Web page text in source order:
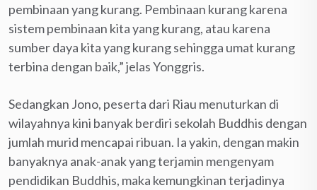
pembinaan yang kurang. Pembinaan kurang karena
sistem pembinaan kita yang kurang, atau karena
sumber daya kita yang kurang sehingga umat kurang
terbina dengan baik,” jelas Yonggris.
Sedangkan Jono, peserta dari Riau menuturkan di
wilayahnya kini banyak berdiri sekolah Buddhis dengan
jumlah murid mencapai ribuan. Ia yakin, dengan makin
banyaknya anak-anak yang terjamin mengenyam
pendidikan Buddhis, maka kemungkinan terjadinya